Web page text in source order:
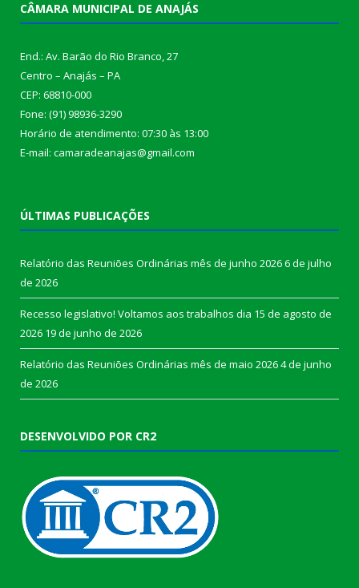
CÂMARA MUNICIPAL DE ANAJÁS
End.: Av. Barão do Rio Branco, 27
Centro – Anajás – PA
CEP: 68810-000
Fone: (91) 98936-3290
Horário de atendimento: 07:30 às 13:00
E-mail: camaradeanajas@gmail.com
ÚLTIMAS PUBLICAÇÕES
Relatório das Reuniões Ordinárias mês de junho 20266 de julho
de 2026
Recesso legislativo! Voltamos aos trabalhos dia 15 de agosto de
2026 19 de junho de 2026
Relatório das Reuniões Ordinárias mês de maio 20264 de junho
de 2026
DESENVOLVIDO POR CR2